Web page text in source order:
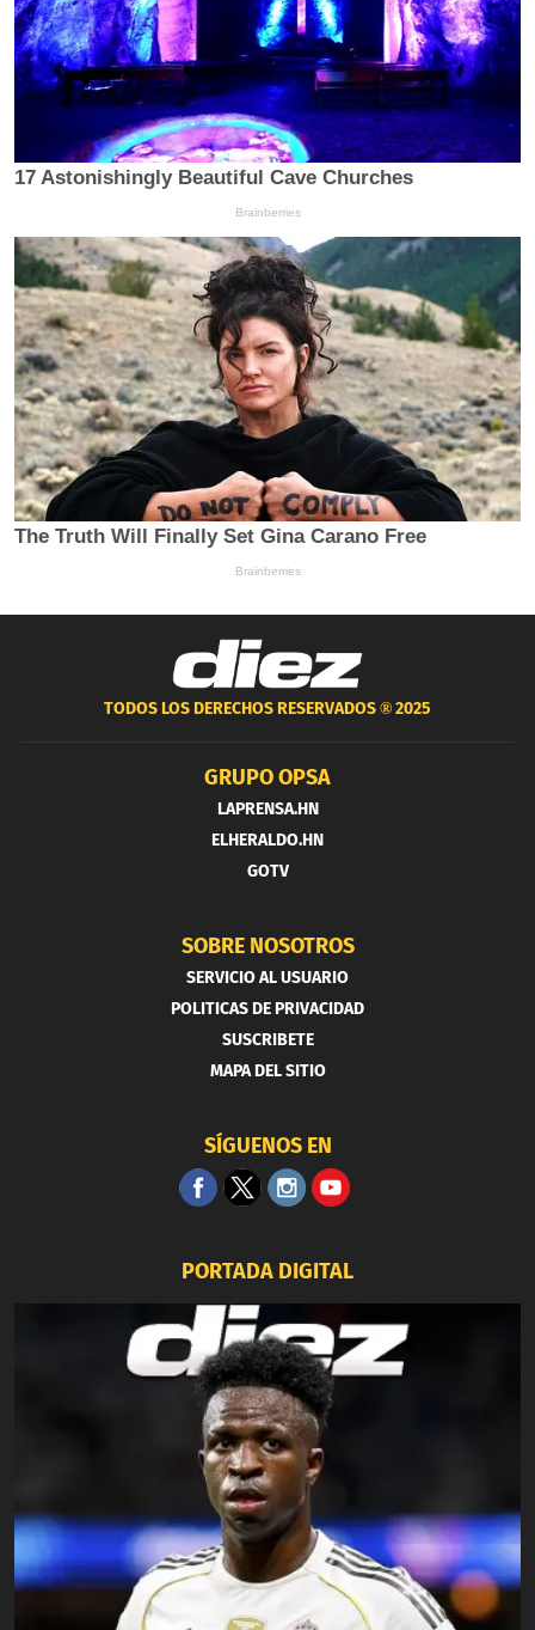
TODOS LOS DERECHOS RESERVADOS ®2025
GRUPO OPSA
LAPRENSA.HN
ELHERALDO.HN
GOTV
SOBRE NOSOTROS
SERVICIO AL USUARIO
POLITICAS DE PRIVACIDAD
SUSCRIBETE
MAPA DEL SITIO
SÍGUENOS EN
PORTADA DIGITAL